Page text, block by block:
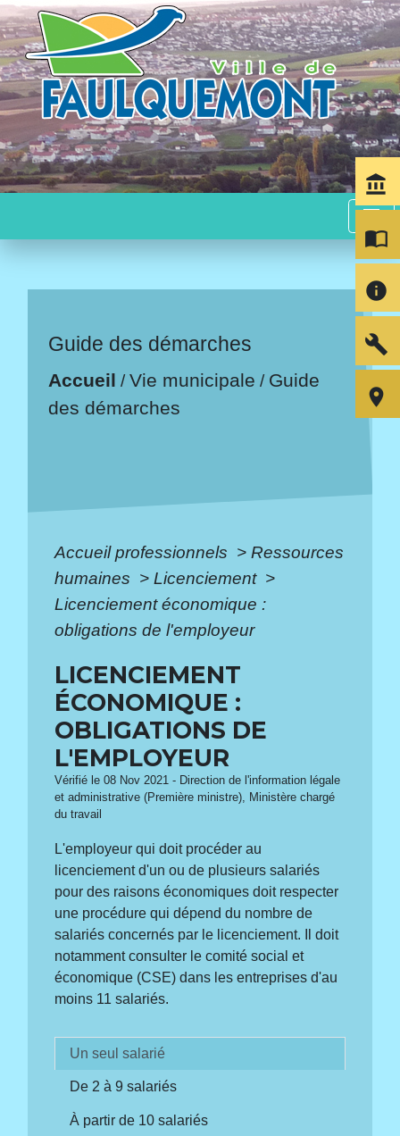
menu
Guide des démarches
Accueil /Vie municipale / Guide
des démarches
Accueil professionnels > Ressources
humaines > Licenciement >
Licenciement économique :
obligations de l'employeur
LICENCIEMENT
ÉCONOMIQUE :
OBLIGATIONS DE
L'EMPLOYEUR
Vérifié le 08 Nov 2021 - Direction de l'information légale
et administrative (Première ministre), Ministère chargé
du travail
L'employeur qui doit procéder au
licenciement d'un ou de plusieurs salariés
pour des raisons économiques doit respecter
une procédure qui dépend du nombre de
salariés concernés par le licenciement. Il doit
notamment consulter le comité social et
économique (CSE) dans les entreprises d'au
moins 11 salariés.
Un seul salarié
De 2 à 9 salariés
À partir de 10 salariés
account_balance
import_contacts
info
build
room